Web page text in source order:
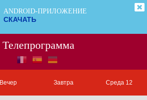
ANDROID-ПРИЛОЖЕНИЕ
СКАЧАТЬ
Телепрограмма
Вечер Завтра Среда 12